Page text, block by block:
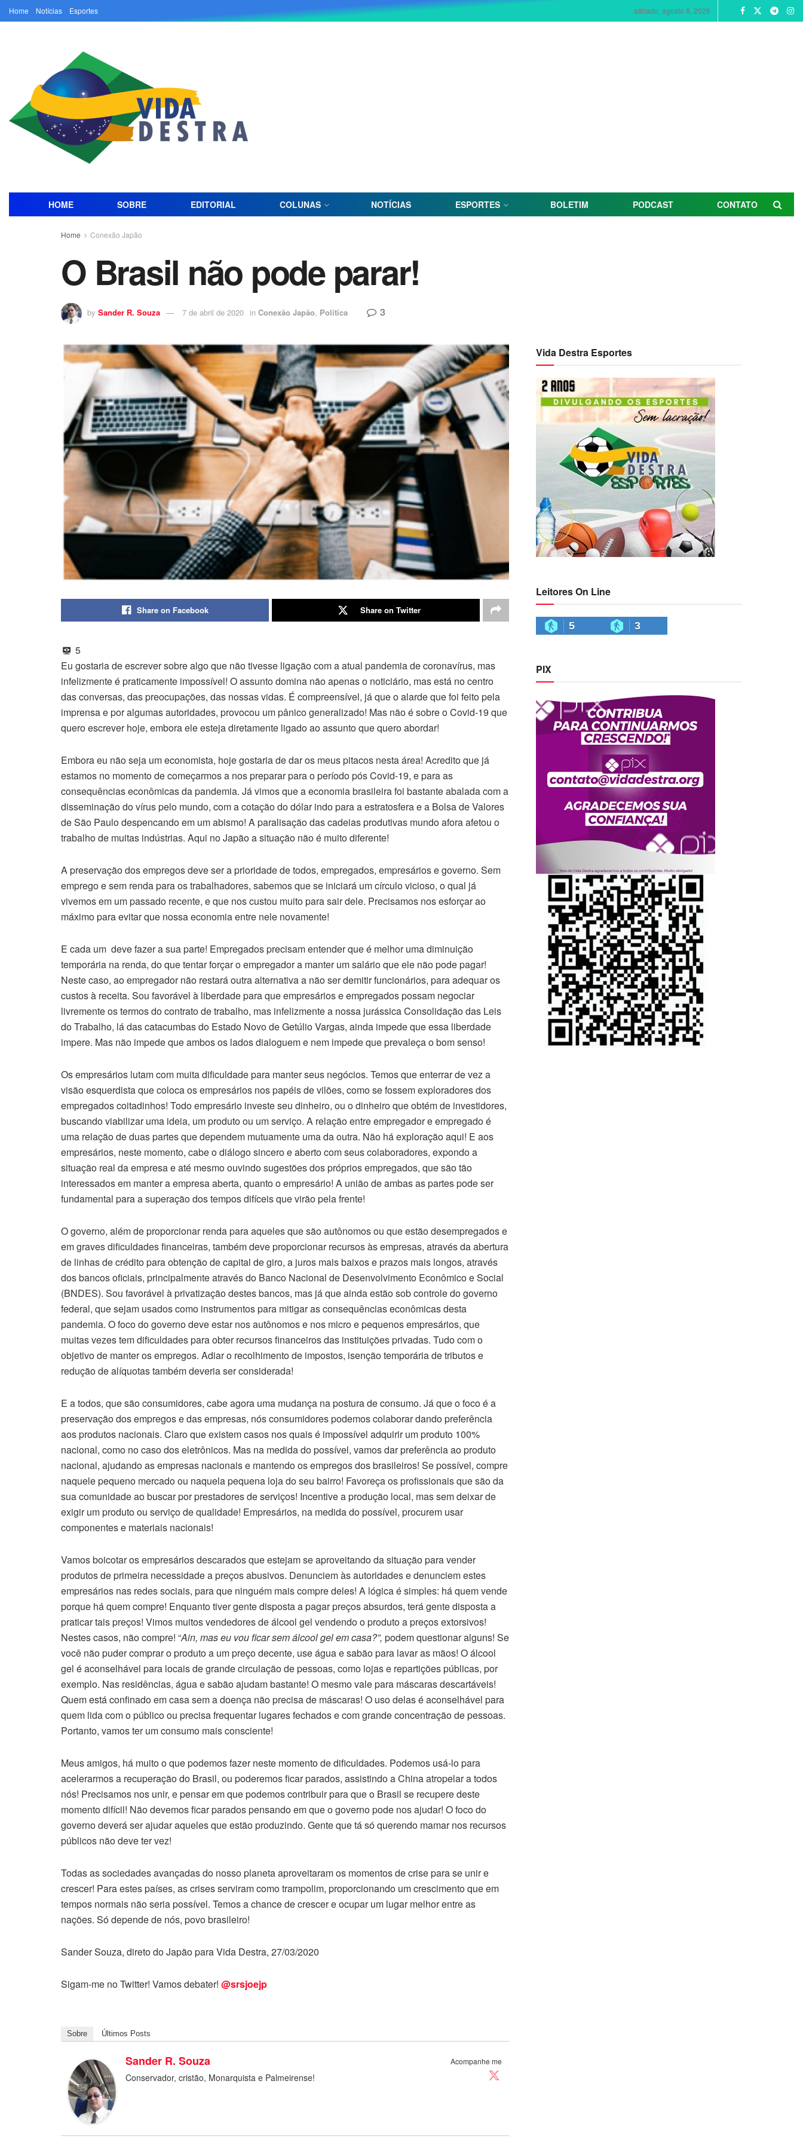
Home Notícias Esportes sábado, agosto 8, 2026
HOME SOBRE EDITORIAL COLUNAS NOTÍCIAS ESPORTES BOLETIM PODCAST CONTATO
Home Conexão Japão
O Brasil não pode parar!
by Sander R. Souza 7 de abril de 2020 in Conexão Japão, Política 3
Share on Facebook Share on Twitter
5
Eu gostaria de escrever sobre algo que não tivesse ligação com a atual pandemia de coronavírus, mas
infelizmente é praticamente impossível! O assunto domina não apenas o noticiário, mas está no centro
das conversas, das preocupações, das nossas vidas. É compreensível, já que o alarde que foi feito pela
imprensa e por algumas autoridades, provocou um pânico generalizado! Mas não é sobre o Covid-19 que
quero escrever hoje, embora ele esteja diretamente ligado ao assunto que quero abordar!
Embora eu não seja um economista, hoje gostaria de dar os meus pitacos nesta área! Acredito que já
estamos no momento de começarmos a nos preparar para o período pós Covid-19, e para as
consequências econômicas da pandemia. Já vimos que a economia brasileira foi bastante abalada com a
disseminação do vírus pelo mundo, com a cotação do dólar indo para a estratosfera e a Bolsa de Valores
de São Paulo despencando em um abismo! A paralisação das cadeias produtivas mundo afora afetou o
trabalho de muitas indústrias. Aqui no Japão a situação não é muito diferente!
A preservação dos empregos deve ser a prioridade de todos, empregados, empresários e governo. Sem
emprego e sem renda para os trabalhadores, sabemos que se iniciará um círculo vicioso, o qual já
vivemos em um passado recente, e que nos custou muito para sair dele. Precisamos nos esforçar ao
máximo para evitar que nossa economia entre nele novamente!
E cada um deve fazer a sua parte! Empregados precisam entender que é melhor uma diminuição
temporária na renda, do que tentar forçar o empregador a manter um salário que ele não pode pagar!
Neste caso, ao empregador não restará outra alternativa a não ser demitir funcionários, para adequar os
custos à receita. Sou favorável à liberdade para que empresários e empregados possam negociar
livremente os termos do contrato de trabalho, mas infelizmente a nossa jurássica Consolidação das Leis
do Trabalho, lá das catacumbas do Estado Novo de Getúlio Vargas, ainda impede que essa liberdade
impere. Mas não impede que ambos os lados dialoguem e nem impede que prevaleça o bom senso!
Os empresários lutam com muita dificuldade para manter seus negócios. Temos que enterrar de vez a
visão esquerdista que coloca os empresários nos papéis de vilões, como se fossem exploradores dos
empregados coitadinhos! Todo empresário investe seu dinheiro, ou o dinheiro que obtém de investidores,
buscando viabilizar uma ideia, um produto ou um serviço. A relação entre empregador e empregado é
uma relação de duas partes que dependem mutuamente uma da outra. Não há exploração aqui! E aos
empresários, neste momento, cabe o diálogo sincero e aberto com seus colaboradores, expondo a
situação real da empresa e até mesmo ouvindo sugestões dos próprios empregados, que são tão
interessados em manter a empresa aberta, quanto o empresário! A união de ambas as partes pode ser
fundamental para a superação dos tempos difíceis que virão pela frente!
O governo, além de proporcionar renda para aqueles que são autônomos ou que estão desempregados e
em graves dificuldades financeiras, também deve proporcionar recursos às empresas, através da abertura
de linhas de crédito para obtenção de capital de giro, a juros mais baixos e prazos mais longos, através
dos bancos oficiais, principalmente através do Banco Nacional de Desenvolvimento Econômico e Social
(BNDES). Sou favorável à privatização destes bancos, mas já que ainda estão sob controle do governo
federal, que sejam usados como instrumentos para mitigar as consequências econômicas desta
pandemia. O foco do governo deve estar nos autônomos e nos micro e pequenos empresários, que
muitas vezes tem dificuldades para obter recursos financeiros das instituições privadas. Tudo com o
objetivo de manter os empregos. Adiar o recolhimento de impostos, isenção temporária de tributos e
redução de alíquotas também deveria ser considerada!
E a todos, que são consumidores, cabe agora uma mudança na postura de consumo. Já que o foco é a
preservação dos empregos e das empresas, nós consumidores podemos colaborar dando preferência
aos produtos nacionais. Claro que existem casos nos quais é impossível adquirir um produto 100%
nacional, como no caso dos eletrônicos. Mas na medida do possível, vamos dar preferência ao produto
nacional, ajudando as empresas nacionais e mantendo os empregos dos brasileiros! Se possível, compre
naquele pequeno mercado ou naquela pequena loja do seu bairro! Favoreça os profissionais que são da
sua comunidade ao buscar por prestadores de serviços! Incentive a produção local, mas sem deixar de
exigir um produto ou serviço de qualidade! Empresários, na medida do possível, procurem usar
componentes e materiais nacionais!
Vamos boicotar os empresários descarados que estejam se aproveitando da situação para vender
produtos de primeira necessidade a preços abusivos. Denunciem às autoridades e denunciem estes
empresários nas redes sociais, para que ninguém mais compre deles! A lógica é simples: há quem vende
porque há quem compre! Enquanto tiver gente disposta a pagar preços absurdos, terá gente disposta a
praticar tais preços! Vimos muitos vendedores de álcool gel vendendo o produto a preços extorsivos!
Nestes casos, não compre! “Ain, mas eu vou ficar sem álcool gel em casa?”, podem questionar alguns! Se
você não puder comprar o produto a um preço decente, use água e sabão para lavar as mãos! O álcool
gel é aconselhável para locais de grande circulação de pessoas, como lojas e repartições públicas, por
exemplo. Nas residências, água e sabão ajudam bastante! O mesmo vale para máscaras descartáveis!
Quem está confinado em casa sem a doença não precisa de máscaras! O uso delas é aconselhável para
quem lida com o público ou precisa frequentar lugares fechados e com grande concentração de pessoas.
Portanto, vamos ter um consumo mais consciente!
Meus amigos, há muito o que podemos fazer neste momento de dificuldades. Podemos usá-lo para
acelerarmos a recuperação do Brasil, ou poderemos ficar parados, assistindo a China atropelar a todos
nós! Precisamos nos unir, e pensar em que podemos contribuir para que o Brasil se recupere deste
momento difícil! Não devemos ficar parados pensando em que o governo pode nos ajudar! O foco do
governo deverá ser ajudar aqueles que estão produzindo. Gente que tá só querendo mamar nos recursos
públicos não deve ter vez!
Todas as sociedades avançadas do nosso planeta aproveitaram os momentos de crise para se unir e
crescer! Para estes países, as crises serviram como trampolim, proporcionando um crescimento que em
tempos normais não seria possível. Temos a chance de crescer e ocupar um lugar melhor entre as
nações. Só depende de nós, povo brasileiro!
Sander Souza, direto do Japão para Vida Destra, 27/03/2020
Sigam-me no Twitter! Vamos debater! @srsjoejp
Sobre Últimos Posts
Acompanhe me
Sander R. Souza
Conservador, cristão, Monarquista e Palmeirense!
Vida Destra Esportes
Leitores On Line
5 3
PIX